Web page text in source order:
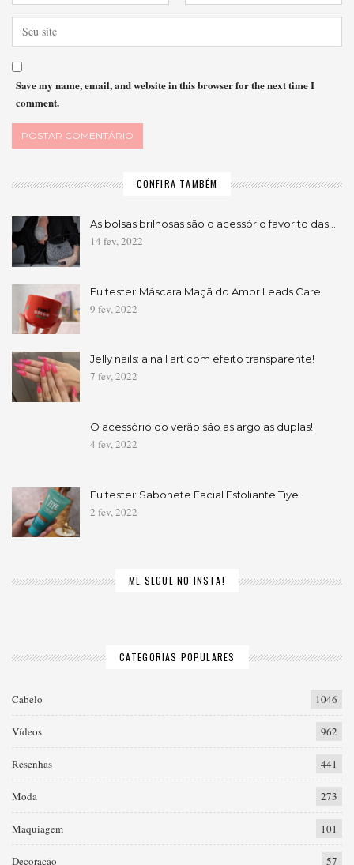
Save my name, email, and website in this browser for the next time I
comment.
CONFIRA TAMBÉM
As bolsas brilhosas são o acessório favorito das…
14 fev, 2022
Eu testei: Máscara Maçã do Amor Leads Care
9 fev, 2022
Jelly nails: a nail art com efeito transparente!
7 fev, 2022
O acessório do verão são as argolas duplas!
4 fev, 2022
Eu testei: Sabonete Facial Esfoliante Tiye
2 fev, 2022
ME SEGUE NO INSTA!
CATEGORIAS POPULARES
Cabelo 1046
Vídeos 962
Resenhas 441
Moda 273
Maquiagem 101
Decoração 57